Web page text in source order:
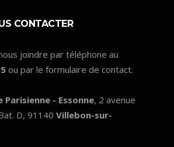
CONTACTER
joindre par téléphone au
ou par le formulaire de contact.
Parisienne - Essonne, 2 avenue
D, 91140 Villebon-sur-